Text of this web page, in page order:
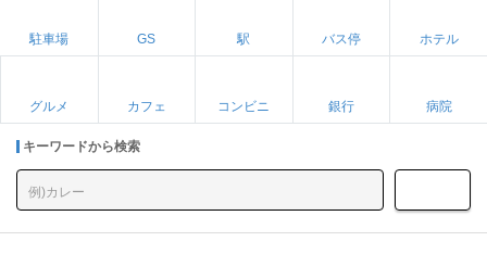
駐車場 GS 駅 バス停 ホテル
グルメ カフェ コンビニ 銀行 病院
キーワードから検索